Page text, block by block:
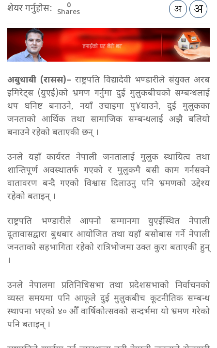
शेयर गर्नुहोस: 0
Shares
अबुधाबी (रासस)– राष्ट्रपति विद्यादेवी भण्डारीले संयुक्त अरब
इमिरेट्स (युएई)को भ्रमण गर्नुमा दुई मुलुकबीचको सम्बन्धलाई
थप घनिष्ट बनाउने, नयाँ उचाइमा पु¥याउने, दुई मुलुकका
जनताको आर्थिक तथा सामाजिक सम्बन्धलाई अझै बलियो
बनाउने रहेको बताएकी छन् ।
उनले यहाँ कार्यरत नेपाली जनतालाई मुलुक स्थायित्व तथा
शान्तिपूर्ण अवस्थातर्फ गएको र मुलुकमै बसी काम गर्नसक्ने
वातावरण बन्दै गएको विश्वास दिलाउनु पनि भ्रमणको उद्देश्य
रहेको बताइन् ।
राष्ट्रपति भण्डारीले आफ्नो सम्मानमा युएईस्थित नेपाली
दूतावासद्वारा बुधबार आयोजित तथा यहाँ बसोबास गर्ने नेपाली
जनताको सहभागिता रहेको रात्रिभोजमा उक्त कुरा बताएकी हुन्
।
उनले नेपालमा प्रतिनिधिसभा तथा प्रदेशसभाको निर्वाचनको
व्यस्त समयमा पनि आफूले दुई मुलुकबीच कूटनीतिक सम्बन्ध
स्थापना भएको ४० औँ वार्षिकोत्सवको सन्दर्भमा यो भ्रमण गरेको
पनि बताइन् ।